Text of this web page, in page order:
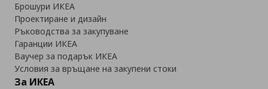
Брошури ИКЕА
Проектиране и дизайн
Ръководства за закупуване
Гаранции ИКЕА
Ваучер за подарък ИКЕА
Условия за връщане на закупени стоки
За ИКЕА